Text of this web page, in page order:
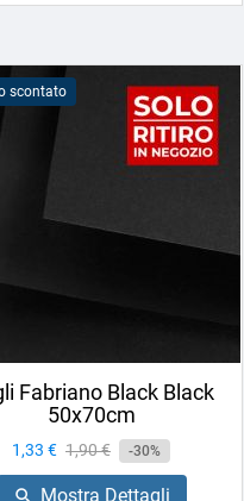
scontato
Fabriano Black Black
50x70cm
Prezzo
1,33 € Prezzo
base
1,90 € -30%
 Mostra Dettagli